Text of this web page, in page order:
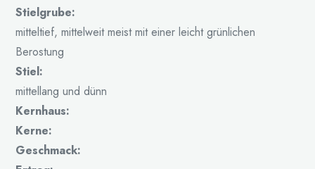
Stielgrube:
mitteltief, mittelweit meist mit einer leicht grünlichen
Berostung
Stiel:
mittellang und dünn
Kernhaus:
Kerne:
Geschmack: